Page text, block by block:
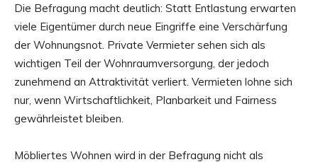
Die Befragung macht deutlich: Statt Entlastung erwarten
viele Eigentümer durch neue Eingriffe eine Verschärfung
der Wohnungsnot. Private Vermieter sehen sich als
wichtigen Teil der Wohnraumversorgung, der jedoch
zunehmend an Attraktivität verliert. Vermieten lohne sich
nur, wenn Wirtschaftlichkeit, Planbarkeit und Fairness
gewährleistet bleiben.
Möbliertes Wohnen wird in der Befragung nicht als